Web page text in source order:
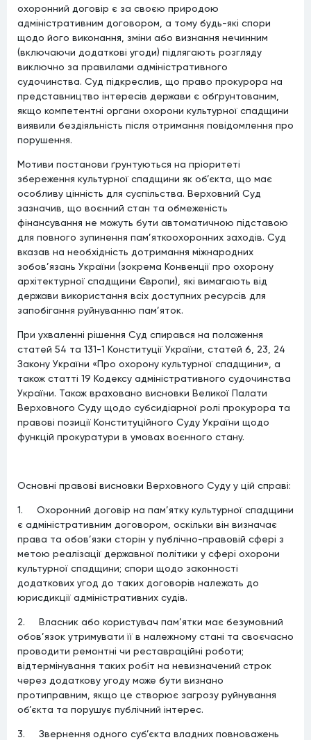
охоронний договір є за своєю природою
адміністративним договором, а тому будь-які спори
щодо його виконання, зміни або визнання нечинним
(включаючи додаткові угоди) підлягають розгляду
виключно за правилами адміністративного
судочинства. Суд підкреслив, що право прокурора на
представництво інтересів держави є обґрунтованим,
якщо компетентні органи охорони культурної спадщини
виявили бездіяльність після отримання повідомлення про
порушення.
Мотиви постанови ґрунтуються на пріоритеті
збереження культурної спадщини як об’єкта, що має
особливу цінність для суспільства. Верховний Суд
зазначив, що воєнний стан та обмеженість
фінансування не можуть бути автоматичною підставою
для повного зупинення пам’яткоохоронних заходів. Суд
вказав на необхідність дотримання міжнародних
зобов’язань України (зокрема Конвенції про охорону
архітектурної спадщини Європи), які вимагають від
держави використання всіх доступних ресурсів для
запобігання руйнуванню пам’яток.
При ухваленні рішення Суд спирався на положення
статей 54 та 131-1 Конституції України, статей 6, 23, 24
Закону України «Про охорону культурної спадщини», а
також статті 19 Кодексу адміністративного судочинства
України. Також враховано висновки Великої Палати
Верховного Суду щодо субсидіарної ролі прокурора та
правові позиції Конституційного Суду України щодо
функцій прокуратури в умовах воєнного стану.
Основні правові висновки Верховного Суду у цій справі:
1. Охоронний договір на пам’ятку культурної спадщини
є адміністративним договором, оскільки він визначає
права та обов’язки сторін у публічно-правовій сфері з
метою реалізації державної політики у сфері охорони
культурної спадщини; спори щодо законності
додаткових угод до таких договорів належать до
юрисдикції адміністративних судів.
2. Власник або користувач пам’ятки має безумовний
обов’язок утримувати її в належному стані та своєчасно
проводити ремонтні чи реставраційні роботи;
відтермінування таких робіт на невизначений строк
через додаткову угоду може бути визнано
протиправним, якщо це створює загрозу руйнування
об’єкта та порушує публічний інтерес.
3. Звернення одного суб’єкта владних повноважень